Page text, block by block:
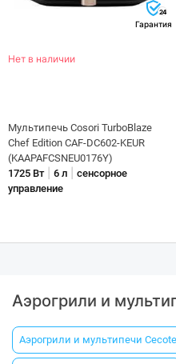
24
Гарантия
Нет в наличии
Мультипечь Cosori TurboBlaze
Chef Edition CAF-DC602-KEUR
(KAAPAFCSNEU0176Y)
1725 Вт| 6 л
сенсорное
управление
Аэрогрили и
Аэрогрили и мультипечи